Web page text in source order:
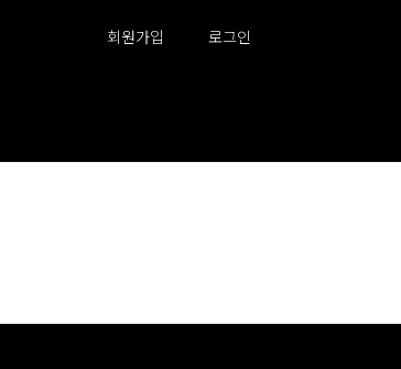
회원가입 로그인